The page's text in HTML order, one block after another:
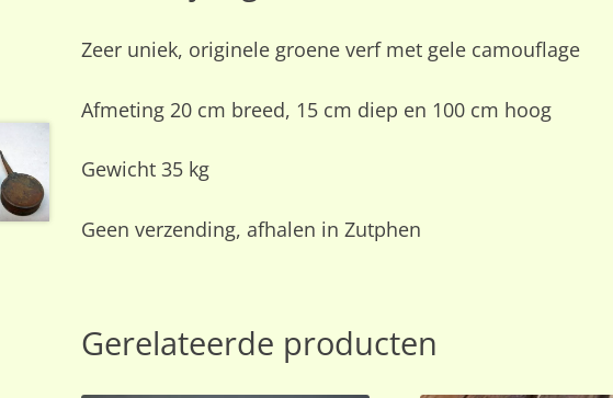
Zeer uniek, originele groene verf met gele camouflage
Afmeting 20 cm breed, 15 cm diep en 100 cm hoog
Gewicht 35 kg
Geen verzending, afhalen in Zutphen
Gerelateerde producten